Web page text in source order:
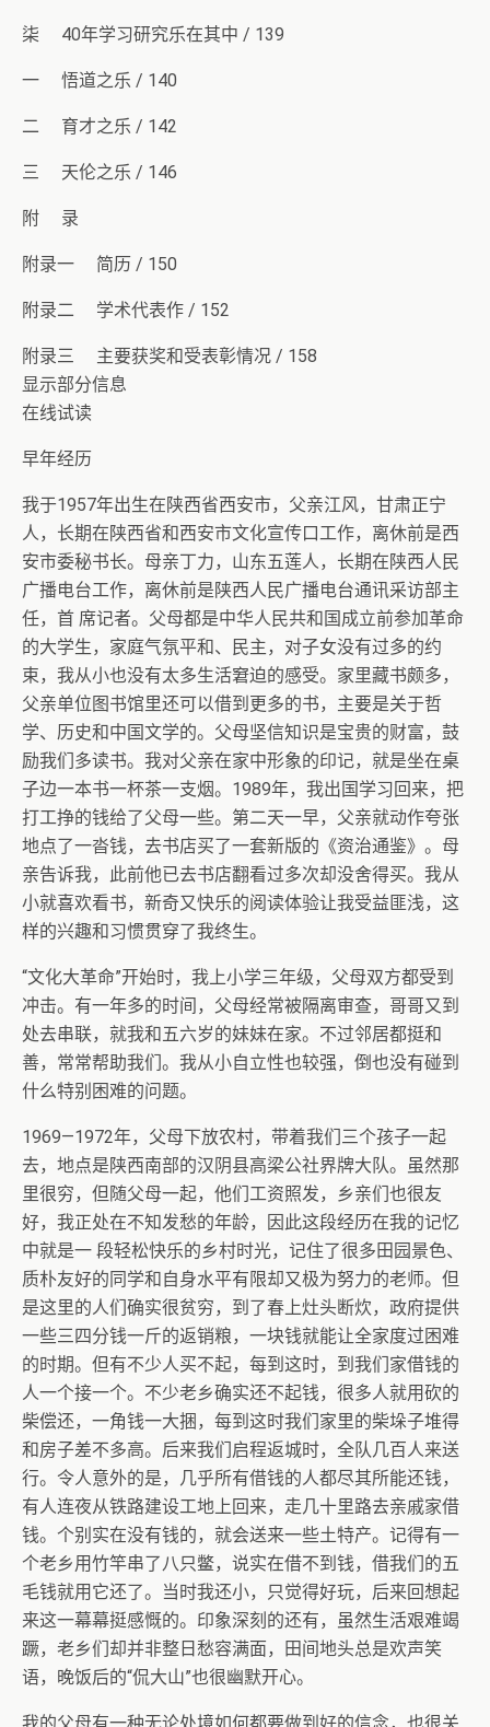
柒 40年学习研究乐在其中 / 139
一 悟道之乐 / 140
二 育才之乐 / 142
三 天伦之乐 / 146
附 录
附录一 简历 / 150
附录二 学术代表作 / 152
附录三 主要获奖和受表彰情况 / 158
显示部分信息
在线试读
早年经历
我于1957年出生在陕西省西安市，父亲江风，甘肃正宁
人，长期在陕西省和西安市文化宣传口工作，离休前是西
安市委秘书长。母亲丁力，山东五莲人，长期在陕西人民
广播电台工作，离休前是陕西人民广播电台通讯采访部主
任，首 席记者。父母都是中华人民共和国成立前参加革命
的大学生，家庭气氛平和、民主，对子女没有过多的约
束，我从小也没有太多生活窘迫的感受。家里藏书颇多，
父亲单位图书馆里还可以借到更多的书，主要是关于哲
学、历史和中国文学的。父母坚信知识是宝贵的财富，鼓
励我们多读书。我对父亲在家中形象的印记，就是坐在桌
子边一本书一杯茶一支烟。1989年，我出国学习回来，把
打工挣的钱给了父母一些。第二天一早，父亲就动作夸张
地点了一沓钱，去书店买了一套新版的《资治通鉴》。母
亲告诉我，此前他已去书店翻看过多次却没舍得买。我从
小就喜欢看书，新奇又快乐的阅读体验让我受益匪浅，这
样的兴趣和习惯贯穿了我终生。
“文化大革命”开始时，我上小学三年级，父母双方都受到
冲击。有一年多的时间，父母经常被隔离审查，哥哥又到
处去串联，就我和五六岁的妹妹在家。不过邻居都挺和
善，常常帮助我们。我从小自立性也较强，倒也没有碰到
什么特别困难的问题。
1969—1972年，父母下放农村，带着我们三个孩子一起
去，地点是陕西南部的汉阴县高梁公社界牌大队。虽然那
里很穷，但随父母一起，他们工资照发，乡亲们也很友
好，我正处在不知发愁的年龄，因此这段经历在我的记忆
中就是一 段轻松快乐的乡村时光，记住了很多田园景色、
质朴友好的同学和自身水平有限却又极为努力的老师。但
是这里的人们确实很贫穷，到了春上灶头断炊，政府提供
一些三四分钱一斤的返销粮，一块钱就能让全家度过困难
的时期。但有不少人买不起，每到这时，到我们家借钱的
人一个接一个。不少老乡确实还不起钱，很多人就用砍的
柴偿还，一角钱一大捆，每到这时我们家里的柴垛子堆得
和房子差不多高。后来我们启程返城时，全队几百人来送
行。令人意外的是，几乎所有借钱的人都尽其所能还钱，
有人连夜从铁路建设工地上回来，走几十里路去亲戚家借
钱。个别实在没有钱的，就会送来一些土特产。记得有一
个老乡用竹竿串了八只鳖，说实在借不到钱，借我们的五
毛钱就用它还了。当时我还小，只觉得好玩，后来回想起
来这一幕幕挺感慨的。印象深刻的还有，虽然生活艰难竭
蹶，老乡们却并非整日愁容满面，田间地头总是欢声笑
语，晚饭后的“侃大山”也很幽默开心。